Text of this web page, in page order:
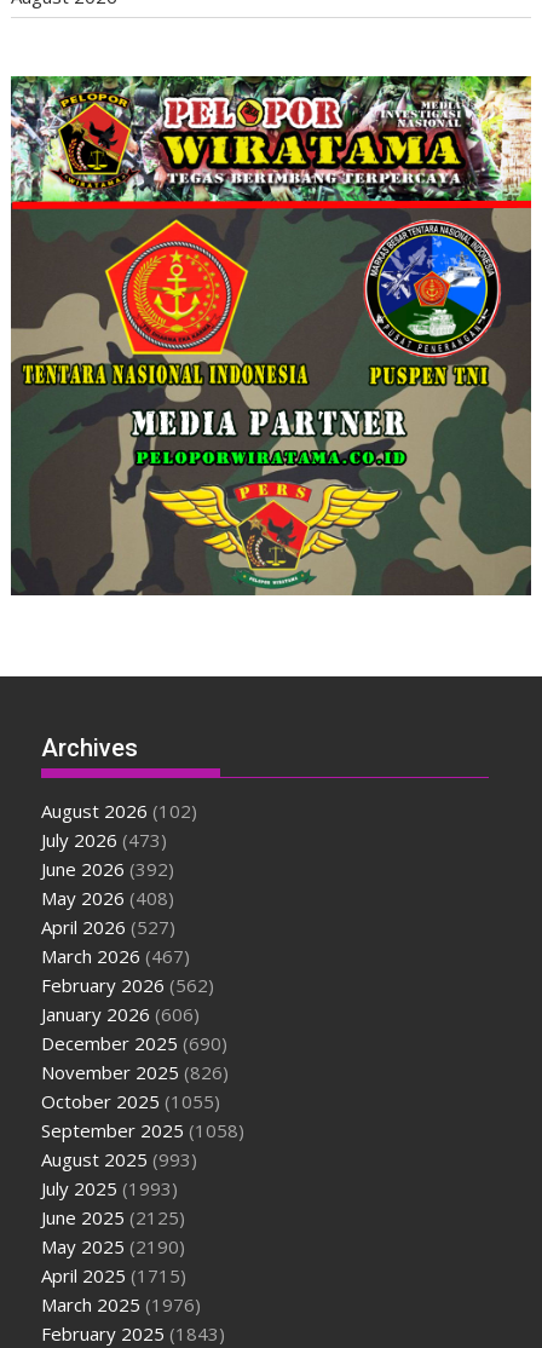
Archives
August 2026 (102)
July 2026 (473)
June 2026 (392)
May 2026 (408)
April 2026 (527)
March 2026 (467)
February 2026 (562)
January 2026 (606)
December 2025 (690)
November 2025 (826)
October 2025 (1055)
September 2025 (1058)
August 2025 (993)
July 2025 (1993)
June 2025 (2125)
May 2025 (2190)
April 2025 (1715)
March 2025 (1976)
February 2025 (1843)